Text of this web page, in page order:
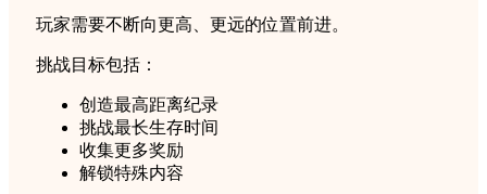
玩家需要不断向更高、更远的位置前进。
挑战目标包括：
创造最高距离纪录
挑战最长生存时间
收集更多奖励
解锁特殊内容